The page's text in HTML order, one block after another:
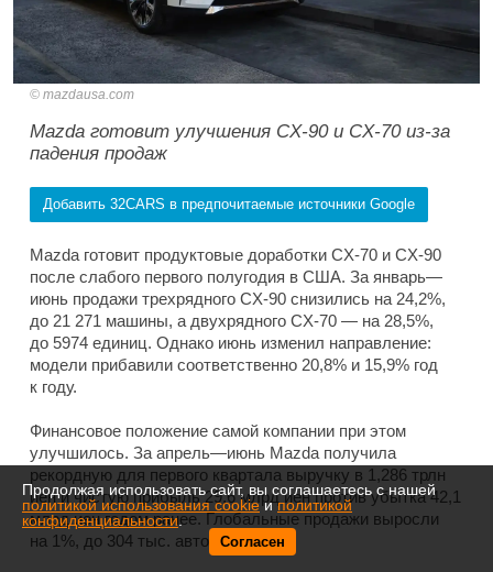
mazdausa.com
Mazda готовит улучшения CX-90 и CX-70 из-за
падения продаж
Добавить 32CARS в предпочитаемые источники Google
Mazda готовит продуктовые доработки CX-70 и CX-90
после слабого первого полугодия в США. За январь—
июнь продажи трехрядного CX-90 снизились на 24,2%,
до 21 271 машины, а двухрядного CX-70 — на 28,5%,
до 5974 единиц. Однако июнь изменил направление:
модели прибавили соответственно 20,8% и 15,9% год
к году.
Финансовое положение самой компании при этом
улучшилось. За апрель—июнь Mazda получила
рекордную для первого квартала выручку в 1,286 трлн
иен и чистую прибыль 29,6 млрд иен против убытка 42,1
млрд иен годом ранее. Глобальные продажи выросли
на 1%, до 304 тыс. автомобилей.
Продолжая использовать сайт, вы соглашаетесь с нашей
политикой использования cookieиполитикой
конфиденциальности.
Согласен